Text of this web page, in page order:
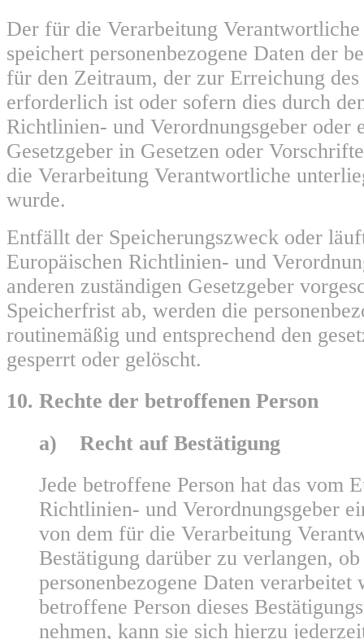
Der für die Verarbeitung
speichert personenbezogene Daten der
für den Zeitraum, der zur Erreichung
erforderlich ist oder sofern dies durch
Richtlinien- und Verordnungsgeber oder
Gesetzgeber in Gesetzen oder
die Verarbeitung Verantwortliche
wurde.
Entfällt der Speicherungszweck oder
Europäischen Richtlinien- und
anderen zuständigen Gesetzgeber
Speicherfrist ab, werden die
routinemäßig und entsprechend den
gesperrt oder gelöscht.
10. Rechte der betroffenen Person
a) Recht auf Bestätigung
Jede betroffene Person hat das vom
Richtlinien- und Verordnungsgeber
von dem für die Verarbeitung
Bestätigung darüber zu verlangen,
personenbezogene Daten verarbeitet
betroffene Person dieses
nehmen, kann sie sich hierzu